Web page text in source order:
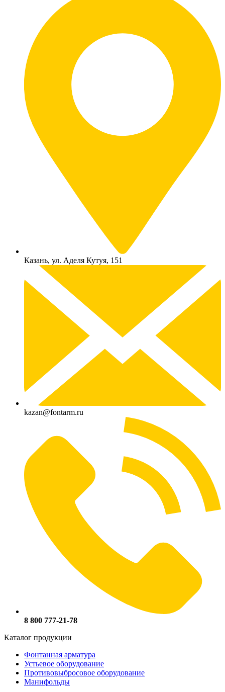
Казань, ул. Аделя Кутуя, 151
kazan@fontarm.ru
8 800 777-21-78
Каталог продукции
Фонтанная арматура
Устьевое оборудование
Противовыбросовое оборудование
Манифольды